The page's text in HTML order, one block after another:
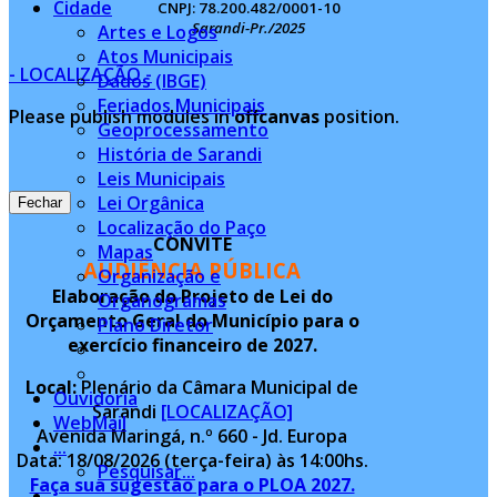
Cidade
Artes e Logos
Atos Municipais
Dados (IBGE)
Feriados Municipais
Geoprocessamento
História de Sarandi
Leis Municipais
Lei Orgânica
Localização do Paço
Mapas
Organização e
Organogramas
Plano Diretor
Ouvidoria
WebMail
...
Pesquisar...
CNPJ: 78.200.482/0001-10
Sarandi-Pr./2025
- LOCALIZAÇÃO -
Please publish modules inoffcanvas position.
Fechar
CONVITE
AUDIÊNCIA PÚBLICA
Elaboração do Projeto de Lei do
Orçamento Geral do Município para o
exercício financeiro de 2027.
Local:Plenário da Câmara Municipal de
Sarandi [LOCALIZAÇÃO]
Avenida Maringá, n.º 660 - Jd. Europa
Data: 18/08/2026 (terça-feira) às 14:00hs.
Faça sua sugestão para o PLOA 2027.